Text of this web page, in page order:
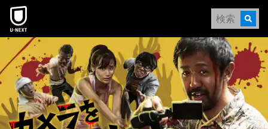
本文へスキップ